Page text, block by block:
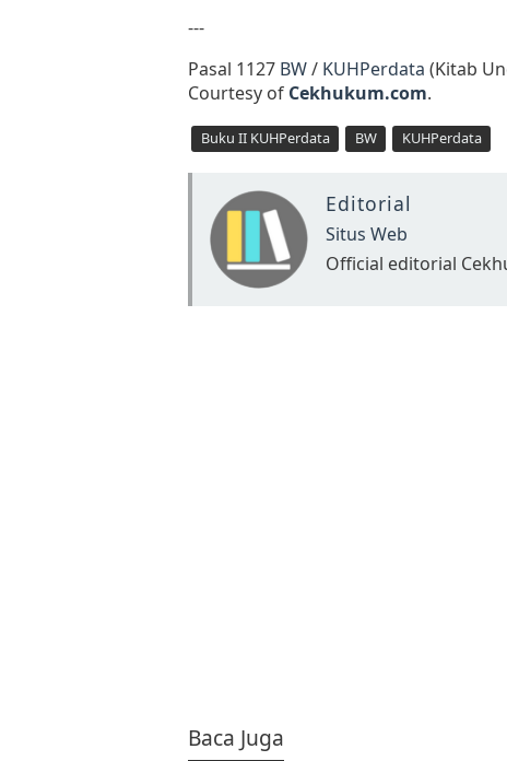
---
Pasal 1127 BW/ KUHPerdata (Kitab
Courtesy of Cekhukum.com.
Buku II KUHPerdata BW KUHPerdata
Editorial
Situs Web
Official editorial
Baca Juga